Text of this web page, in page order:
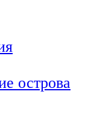
острова